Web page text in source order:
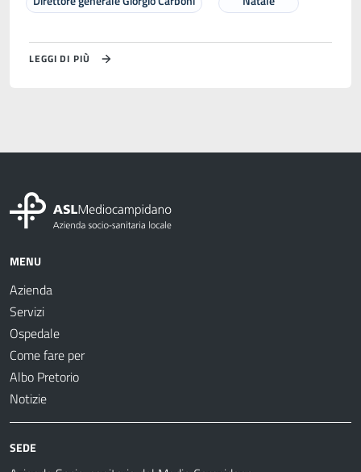
LEGGI DI PIÙ
MENU
Azienda
Servizi
Ospedale
Come fare per
Albo Pretorio
Notizie
SEDE